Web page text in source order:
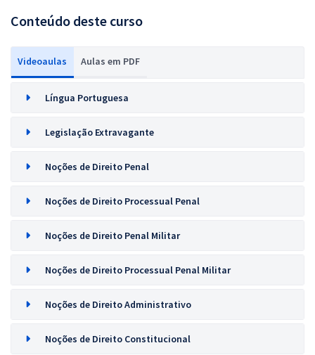
Conteúdo deste curso
Videoaulas Aulas em PDF
Língua Portuguesa
Legislação Extravagante
Noções de Direito Penal
Noções de Direito Processual Penal
Noções de Direito Penal Militar
Noções de Direito Processual Penal Militar
Noções de Direito Administrativo
Noções de Direito Constitucional